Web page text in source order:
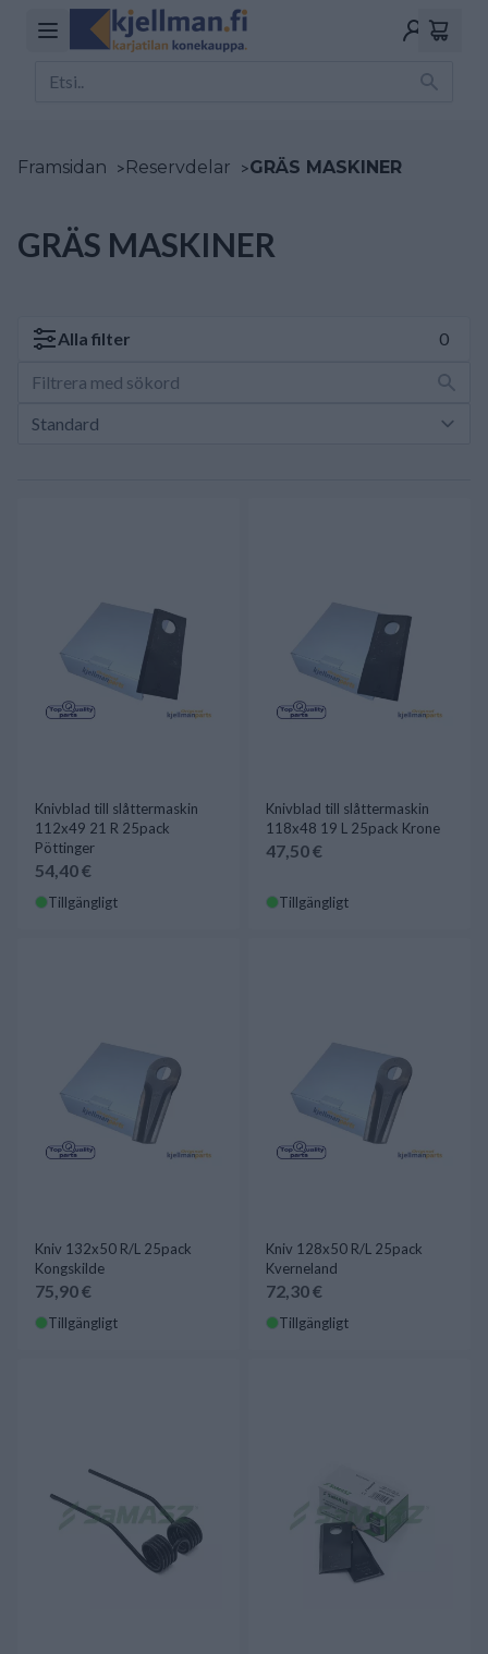
Framsidan >Reservdelar >GRÄS MASKINER
GRÄS MASKINER
Alla filter 0
Knivblad till slåttermaskin
112x49 21 R 25pack
Pöttinger
54,40 €
Tillgängligt
Knivblad till slåttermaskin
118x48 19 L 25pack Krone
47,50 €
Tillgängligt
Kniv 132x50 R/L 25pack
Kongskilde
75,90 €
Tillgängligt
Kniv 128x50 R/L 25pack
Kverneland
72,30 €
Tillgängligt